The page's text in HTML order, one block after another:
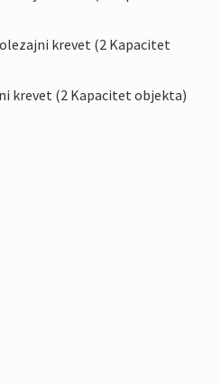
krevet (2 Kapacitet
krevet (2 Kapacitet objekta)